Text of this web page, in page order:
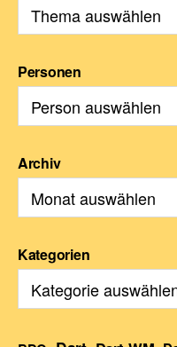
Personen
Archiv
Kategorien